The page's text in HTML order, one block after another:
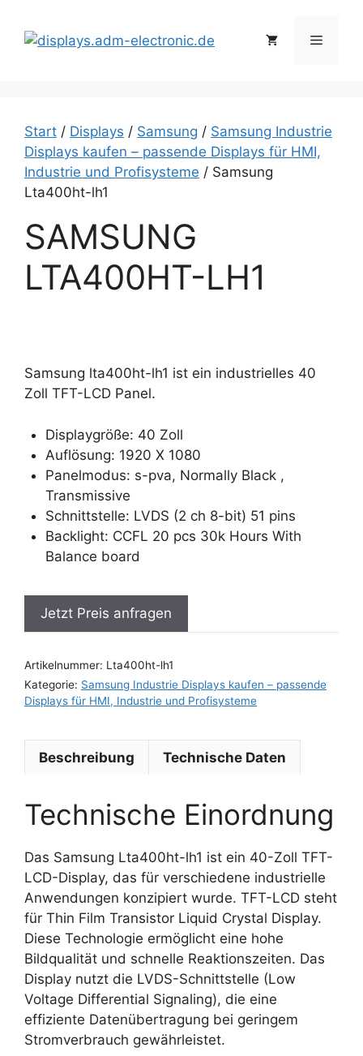
Inhalt
springen
Menü
Start / Displays / Samsung / Samsung Industrie
Displays kaufen – passende Displays für HMI,
Industrie und Profisysteme / Samsung
Lta400ht-lh1
SAMSUNG
LTA400HT-LH1
Samsung lta400ht-lh1 ist ein industrielles 40
Zoll TFT-LCD Panel.
Displaygröße: 40 Zoll
Auflösung: 1920 X 1080
Panelmodus: s-pva, Normally Black ,
Transmissive
Schnittstelle: LVDS (2 ch 8-bit) 51 pins
Backlight: CCFL 20 pcs 30k Hours With
Balance board
Jetzt Preis anfragen
Artikelnummer: Lta400ht-lh1
Kategorie: Samsung Industrie Displays kaufen – passende
Displays für HMI, Industrie und Profisysteme
Beschreibung Technische Daten
Technische Einordnung
Das Samsung Lta400ht-lh1 ist ein 40-Zoll TFT-
LCD-Display, das für verschiedene industrielle
Anwendungen konzipiert wurde. TFT-LCD steht
für Thin Film Transistor Liquid Crystal Display.
Diese Technologie ermöglicht eine hohe
Bildqualität und schnelle Reaktionszeiten. Das
Display nutzt die LVDS-Schnittstelle (Low
Voltage Differential Signaling), die eine
effiziente Datenübertragung bei geringem
Stromverbrauch gewährleistet.